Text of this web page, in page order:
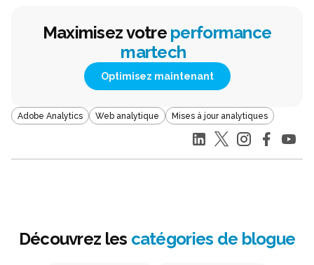
Maximisez votre performance
martech
Optimisez maintenant
Adobe Analytics Web analytique Mises à jour analytiques
Découvrez les catégories de blogue